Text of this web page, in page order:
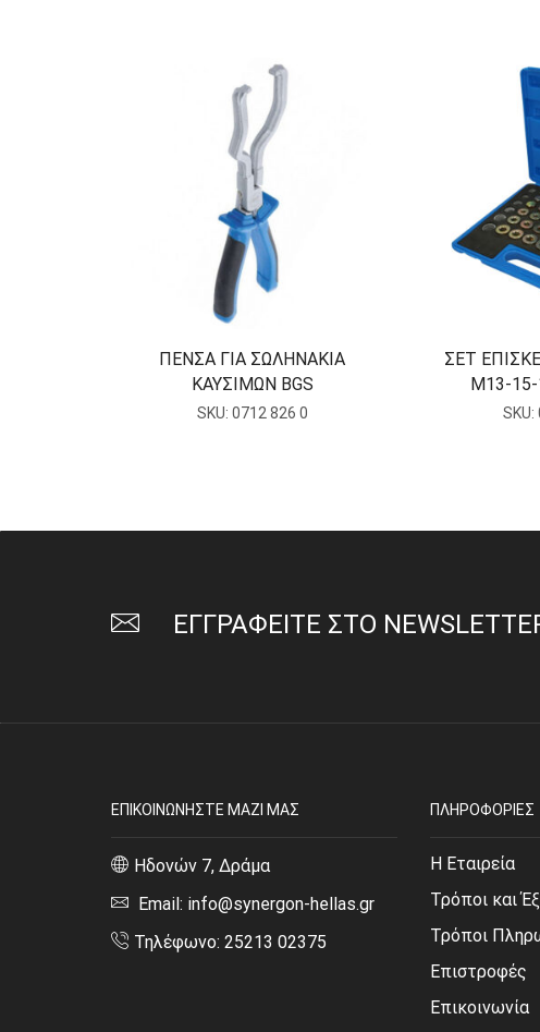
ΠΕΝΣΑ ΓΙΑ ΣΩΛΗΝΑΚΙΑ
ΚΑΥΣΙΜΩΝ BGS
SKU: 0712 826 0
ΣΕΤ
Μ13-
SKU:
ΕΓΓΡΑΦΕΙΤΕ ΣΤΟ
ΕΠΙΚΟΙΝΩΝΗΣΤΕ ΜΑΖΙ ΜΑΣ
Ηδονών 7, Δράμα
Email: info@synergon-hellas.gr
Τηλέφωνο: 25213 02375
ΠΛΗΡΟΦΟΡΙΕΣ
Η Εταιρεία
Τρόποι και
Τρόποι
Επιστροφές
Επικοινωνία